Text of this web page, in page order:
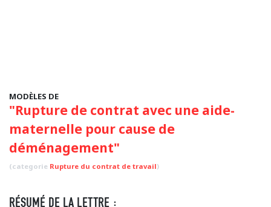
MODÈLES DE
"Rupture de contrat avec une aide-
maternelle pour cause de
déménagement"
(categorie Rupture du contrat de travail)
RÉSUMÉ DE LA LETTRE :